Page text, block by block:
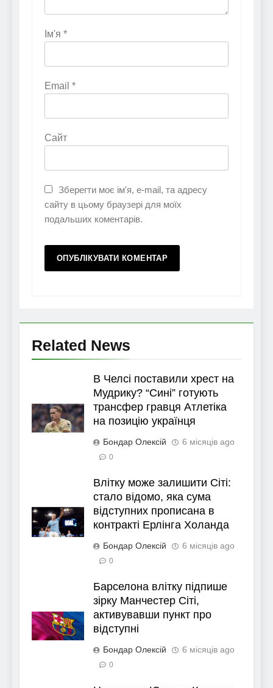
Ім'я *
Email *
Сайт
Зберегти моє ім'я, e-mail, та адресу
сайту в цьому браузері для моїх
подальших коментарів.
Related News
В Челсі поставили хрест на
Мудрику? “Сині” готують
трансфер гравця Атлетіка
на позицію українця
Бондар Олексій 6 місяців ago
0
Влітку може залишити Сіті:
стало відомо, яка сума
відступних прописана в
контракті Ерлінга Холанда
Бондар Олексій 6 місяців ago
0
Барселона влітку підпише
зірку Манчестер Сіті,
активувавши пункт про
відступні
Бондар Олексій 6 місяців ago
0